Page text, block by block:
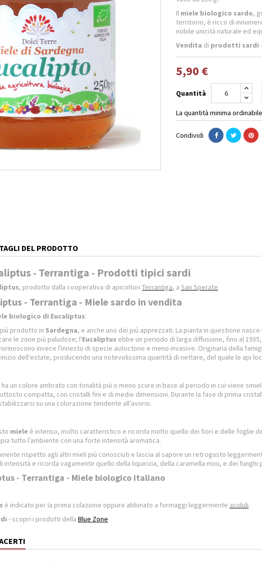
Il miele biologico sardo,
territorio, è ricco di
nobile unicità naturale ed
Vendita di prodotti sardi
5,90 €
Quantità
La quantità minima
Condividi
DEL PRODOTTO
- Terrantiga - Prodotti tipici sardi
, prodotto dalla cooperativa di apicoltori Terrantiga, a San Sperate
- Terrantiga - Miele sardo in vendita
biologico di Eucaliptus:
prodotto in Sardegna, e anche uno dei più apprezzati. La pianta in questione
le zone più paludose; l'Eucaliptus ebbe un periodo di larga diffusione, fino al
invece l'innesto di specie autoctone e meno invasive. Originaria della
dell'estate, producendo una notevolissima quantità di nettare, del quale le api
ha un colore ambrato con tonalità più o meno scure in base al periodo in cui viene
compatta, con cristalli fini e di medie dimensioni. Durante la fase di prima
su una colorazione tendente all’avorio.
miele è intenso, molto caratteristico e ricorda molto quello dei fiori e delle foglie
tutto l’ambiente con una forte intensità aromatica.
rispetto agli altri mieli più conosciuti e lascia al sapore un retrogusto
intensità e ricorda vagamente quello della liquirizia, della caramella mou, e dei funghi
- Terrantiga - Miele biologico italiano
è indicato per la prima colazione oppure abbinato a formaggi leggermente aciduli.
- scopri i prodotti della Blue Zone